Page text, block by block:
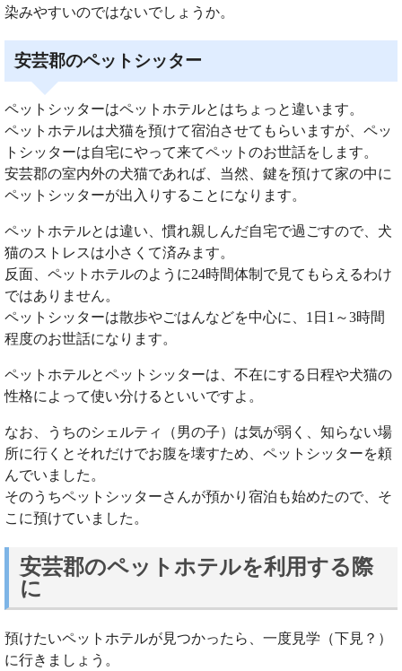
染みやすいのではないでしょうか。
安芸郡のペットシッター
ペットシッターはペットホテルとはちょっと違います。
ペットホテルは犬猫を預けて宿泊させてもらいますが、ペッ
トシッターは自宅にやって来てペットのお世話をします。
安芸郡の室内外の犬猫であれば、当然、鍵を預けて家の中に
ペットシッターが出入りすることになります。
ペットホテルとは違い、慣れ親しんだ自宅で過ごすので、犬
猫のストレスは小さくて済みます。
反面、ペットホテルのように24時間体制で見てもらえるわけ
ではありません。
ペットシッターは散歩やごはんなどを中心に、1日1～3時間
程度のお世話になります。
ペットホテルとペットシッターは、不在にする日程や犬猫の
性格によって使い分けるといいですよ。
なお、うちのシェルティ（男の子）は気が弱く、知らない場
所に行くとそれだけでお腹を壊すため、ペットシッターを頼
んでいました。
そのうちペットシッターさんが預かり宿泊も始めたので、そ
こに預けていました。
安芸郡のペットホテルを利用する際
に
預けたいペットホテルが見つかったら、一度見学（下見？）
に行きましょう。